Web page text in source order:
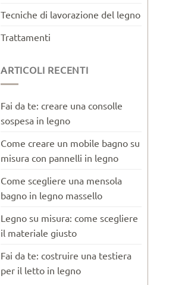
Tecniche di lavorazione del legno
Trattamenti
ARTICOLI RECENTI
Fai da te: creare una consolle
sospesa in legno
Come creare un mobile bagno su
misura con pannelli in legno
Come scegliere una mensola
bagno in legno massello
Legno su misura: come scegliere
il materiale giusto
Fai da te: costruire una testiera
per il letto in legno